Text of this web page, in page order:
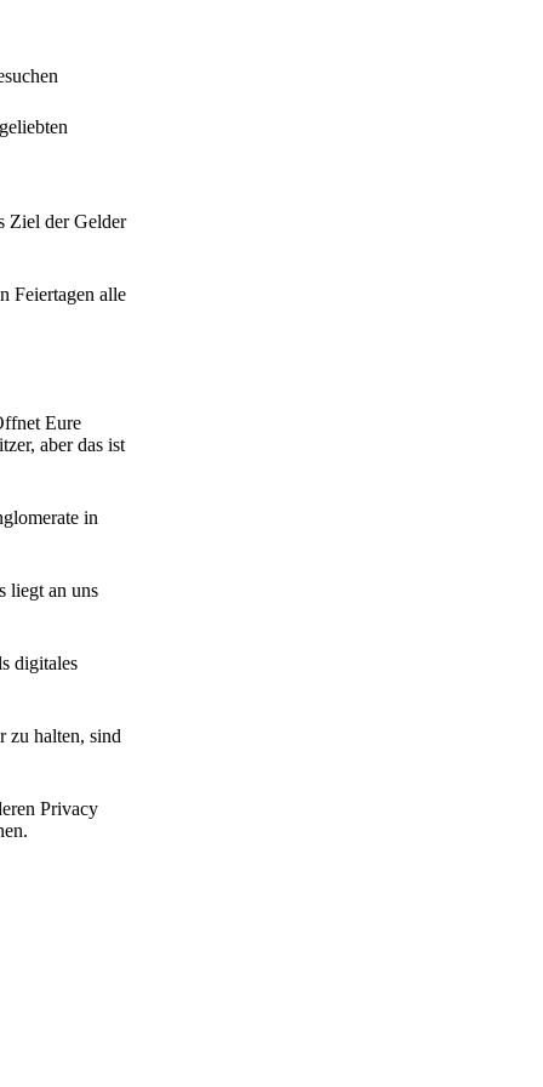
Ziel der Gelder
Feiertagen alle
Eure
aber das ist
in
liegt an uns
digitales
zu halten, sind
Privacy